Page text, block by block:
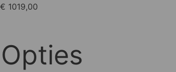
€ 1019,00
Opties